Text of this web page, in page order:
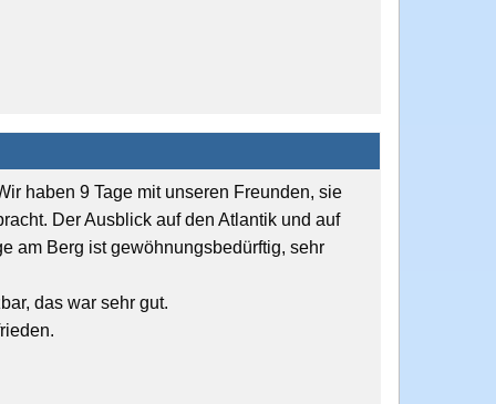
haben 9 Tage mit unseren Freunden, sie
Der Ausblick auf den Atlantik und auf
am Berg ist gewöhnungsbedürftig, sehr
das war sehr gut.